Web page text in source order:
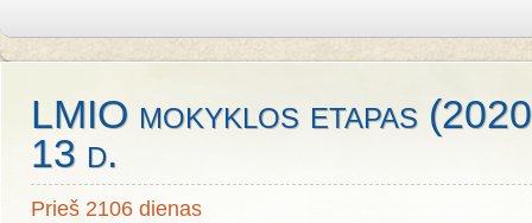
LMIO mokyklos etapas
13 d.
Prieš 2106 dienas